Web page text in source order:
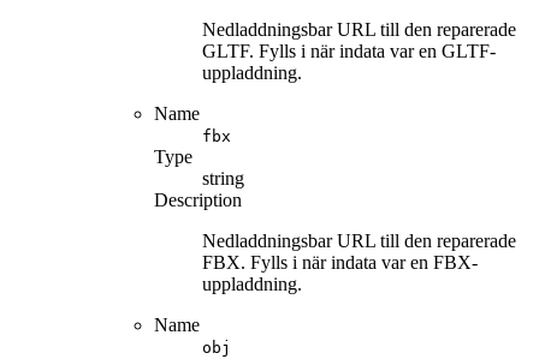
Nedladdningsbar URL till den reparerade
GLTF. Fylls i när indata var en GLTF-
uppladdning.
Name
fbx
Type
string
Description
Nedladdningsbar URL till den reparerade
FBX. Fylls i när indata var en FBX-
uppladdning.
Name
obj